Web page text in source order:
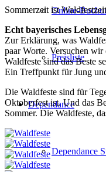
Online-
Preisliste
Dependance
Dependance
Sommerzeit ist Waldfestzeit
Echt bayerisches
Zur Erklärung, was
paar Worte. Versuchen
Waldfeste sind das Beste
Ein Treffpunkt für Jung
Die Waldfeste sind für
Oktoberfest ist. Und das
Sommer. Die Waldfeste,